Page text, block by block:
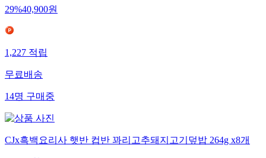
29%40,900원
1,227적립
무료배송
14명구매중
CJx흑백요리사 햇반 컵반 꽈리고추돼지고기덮밥 264g x8개